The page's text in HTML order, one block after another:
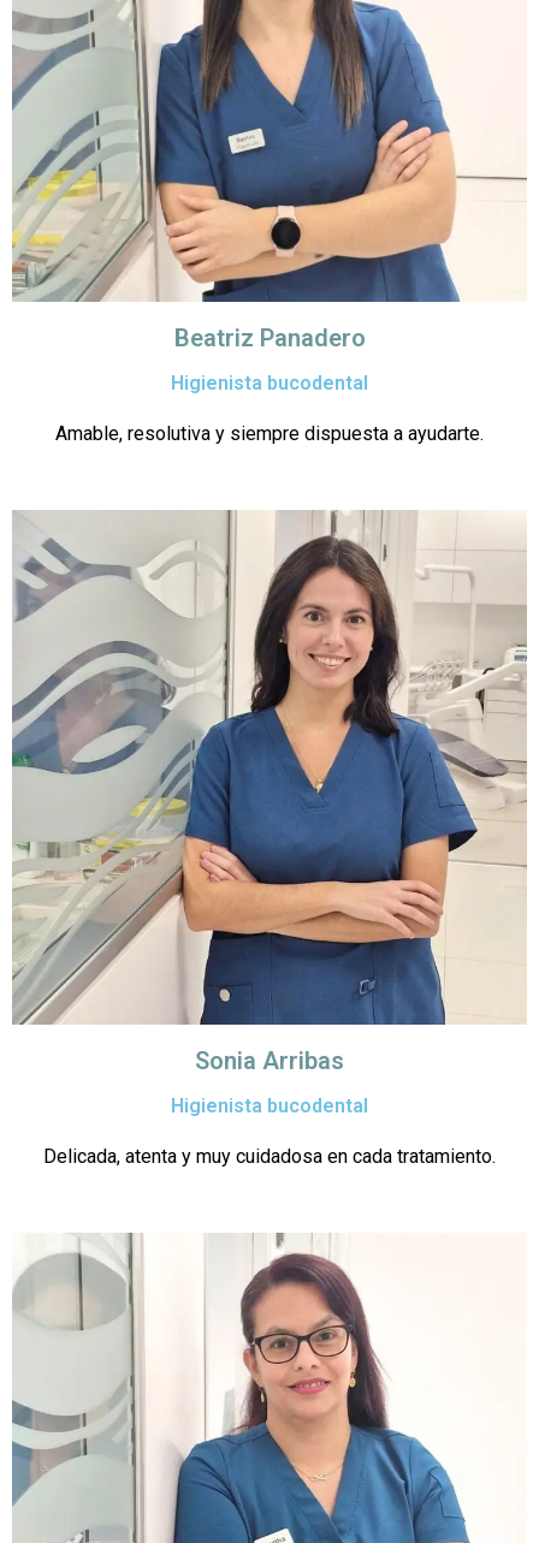
Beatriz Panadero
Higienista bucodental
Amable, resolutiva y siempre dispuesta a ayudarte.
Sonia Arribas
Higienista bucodental
Delicada, atenta y muy cuidadosa en cada tratamiento.